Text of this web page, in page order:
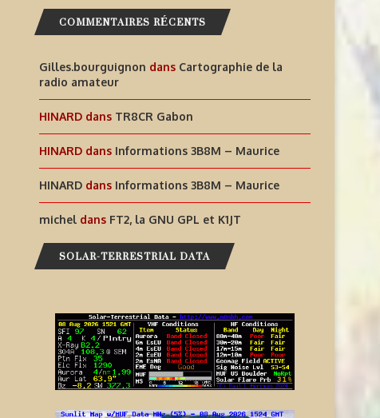
COMMENTAIRES RÉCENTS
Gilles.bourguignon dans Cartographie de la
radio amateur
HINARD dans TR8CR Gabon
HINARD dans Informations 3B8M – Maurice
HINARD dans Informations 3B8M – Maurice
michel dans FT2, la GNU GPL et K1JT
SOLAR-TERRESTRIAL DATA